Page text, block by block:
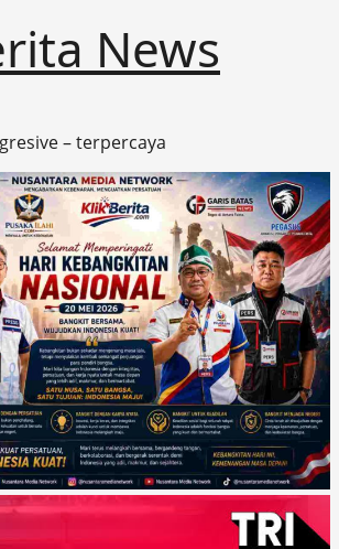
News
– terpercaya